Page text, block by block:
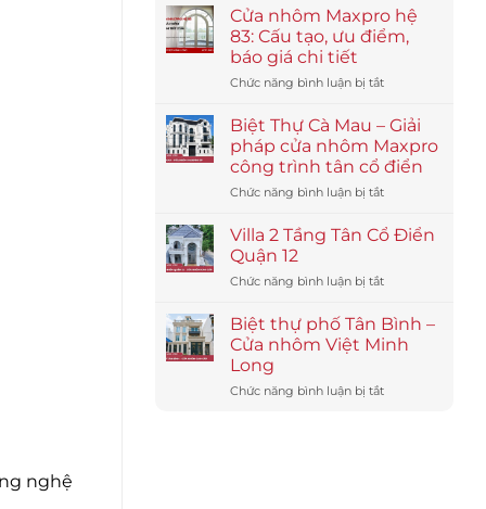
nghệ
pháp
cho
công
ven
nhôm
Maxpro
chống
muối
Cửa nhôm Maxpro hệ
83: Cấu tạo, ưu điểm,
báo giá chi tiết
Chức năng bình luận bị tắtở
nhôm
Maxpro
hệ
83:
Cấu
ưu
giá
tiết
Biệt Thự Cà Mau – Giải
pháp cửa nhôm Maxpro
công trình tân cổ điển
Chức năng bình luận bị tắtở
Thự
–
pháp
cửa
công
Villa 2 Tầng Tân Cổ Điển
Quận 12
Chức năng bình luận bị tắtở
2
Tầng
Tân
Điển
Biệt thự phố Tân Bình –
Cửa nhôm Việt Minh
Long
Chức năng bình luận bị tắtở